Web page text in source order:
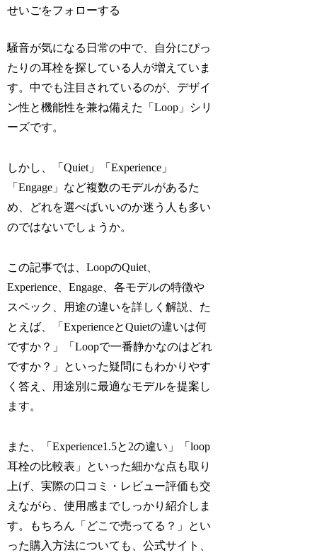
せいごをフォローする
騒音が気になる日常の中で、自分にぴっ
たりの耳栓を探している人が増えていま
す。中でも注目されているのが、デザイ
ン性と機能性を兼ね備えた「Loop」シリ
ーズです。
しかし、「Quiet」「Experience」
「Engage」など複数のモデルがあるた
め、どれを選べばいいのか迷う人も多い
のではないでしょうか。
この記事では、LoopのQuiet、
Experience、Engage、各モデルの特徴や
スペック、用途の違いを詳しく解説、た
とえば、「ExperienceとQuietの違いは何
ですか？」「Loopで一番静かなのはどれ
ですか？」といった疑問にもわかりやす
く答え、用途別に最適なモデルを提案し
ます。
また、「Experience1.5と2の違い」「loop
耳栓の比較表」といった細かな点も取り
上げ、実際の口コミ・レビュー評価も交
えながら、使用感までしっかり紹介しま
す。もちろん「どこで売ってる？」とい
った購入方法についても、公式サイト、